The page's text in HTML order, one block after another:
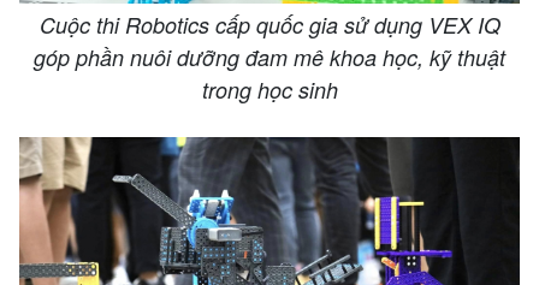
Cuộc thi Robotics cấp quốc gia sử dụng VEX IQ
góp phần nuôi dưỡng đam mê khoa học, kỹ thuật
trong học sinh